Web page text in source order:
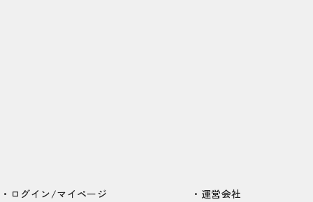
ログイン/マイページ
運営会社